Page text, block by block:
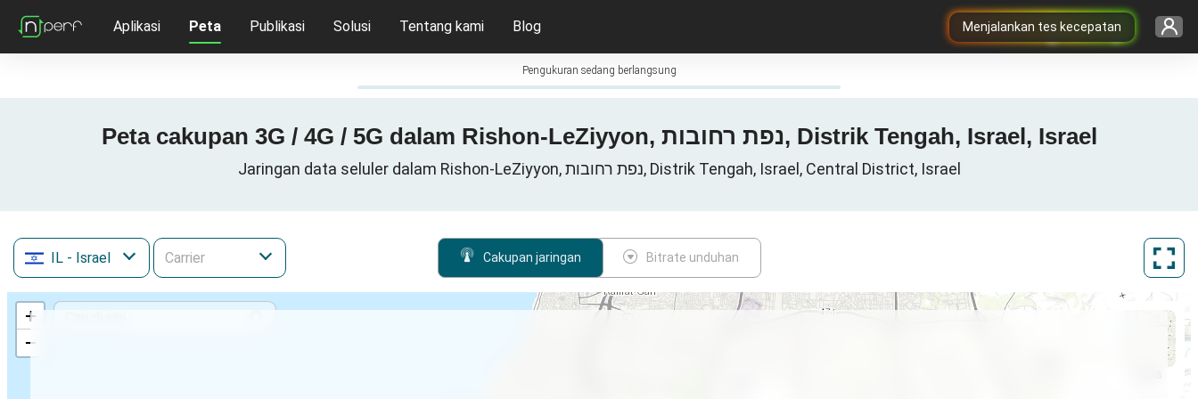
Menjalankan tes kecepatan
Aplikasi Peta Publikasi Solusi Tentang kami Blog
Pengukuran sedang berlangsung
Peta cakupan 3G / 4G / 5G dalam Rishon-LeZiyyon, נפת רחובות, Distrik Tengah, Israel, Israel
Jaringan data seluler dalam Rishon-LeZiyyon, נפת רחובות, Distrik Tengah, Israel, Central District, Israel
IL - Israel Cakupan jaringan Bitrate unduhan
+
−